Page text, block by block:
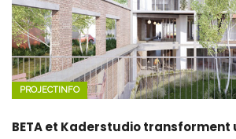
PROJECTINFO
BETA et Kaderstudio transforment